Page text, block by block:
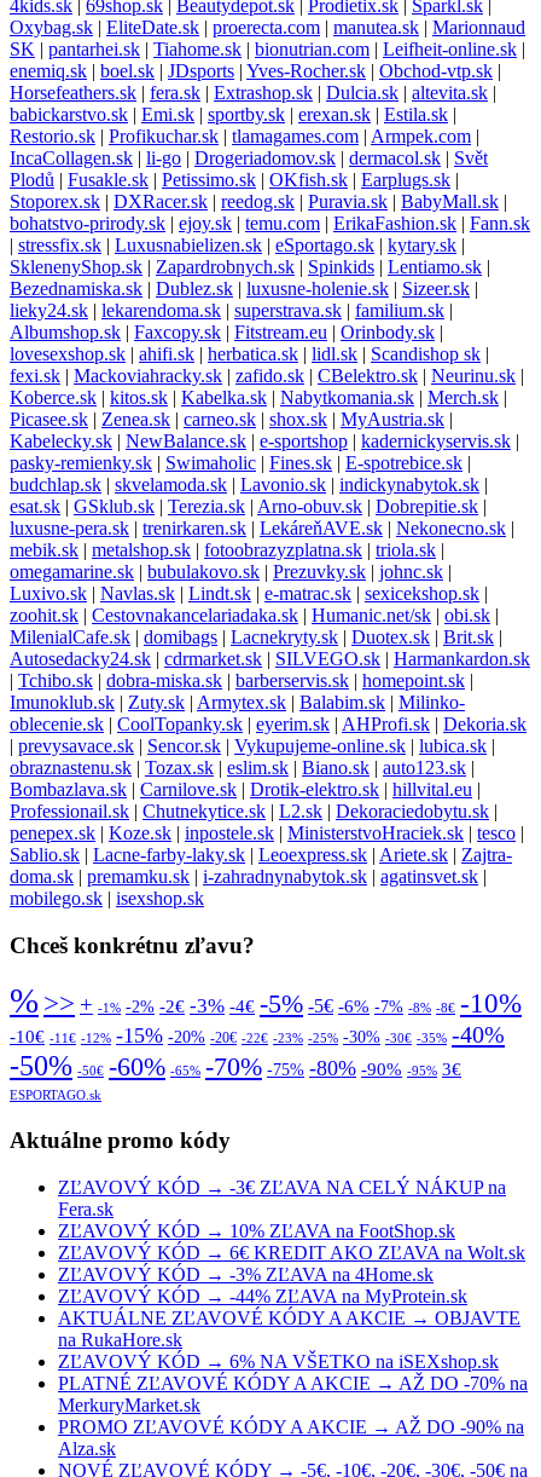
4kids.sk | 69shop.sk | Beautydepot.sk | Prodietix.sk | Sparkl.sk |
Oxybag.sk | EliteDate.sk | proerecta.com | manutea.sk | Marionnaud
SK | pantarhei.sk | Tiahome.sk | bionutrian.com | Leifheit-online.sk |
enemiq.sk | boel.sk | JDsports | Yves-Rocher.sk | Obchod-vtp.sk |
Horsefeathers.sk | fera.sk | Extrashop.sk | Dulcia.sk | altevita.sk |
babickarstvo.sk | Emi.sk | sportby.sk | erexan.sk | Estila.sk |
Restorio.sk | Profikuchar.sk | tlamagames.com | Armpek.com |
IncaCollagen.sk | li-go | Drogeriadomov.sk | dermacol.sk | Svět
Plodů | Fusakle.sk | Petissimo.sk | OKfish.sk | Earplugs.sk |
Stoporex.sk | DXRacer.sk | reedog.sk | Puravia.sk | BabyMall.sk |
bohatstvo-prirody.sk | ejoy.sk | temu.com | ErikaFashion.sk | Fann.sk
| stressfix.sk | Luxusnabielizen.sk | eSportago.sk | kytary.sk |
SklenenyShop.sk | Zapardrobnych.sk | Spinkids | Lentiamo.sk |
Bezednamiska.sk | Dublez.sk | luxusne-holenie.sk | Sizeer.sk |
lieky24.sk | lekarendoma.sk | superstrava.sk | familium.sk |
Albumshop.sk | Faxcopy.sk | Fitstream.eu | Orinbody.sk |
lovesexshop.sk | ahifi.sk | herbatica.sk | lidl.sk | Scandishop sk |
fexi.sk | Mackoviahracky.sk | zafido.sk | CBelektro.sk | Neurinu.sk |
Koberce.sk | kitos.sk | Kabelka.sk | Nabytkomania.sk | Merch.sk |
Picasee.sk | Zenea.sk | carneo.sk | shox.sk | MyAustria.sk |
Kabelecky.sk | NewBalance.sk | e-sportshop | kadernickyservis.sk |
pasky-remienky.sk | Swimaholic | Fines.sk | E-spotrebice.sk |
budchlap.sk | skvelamoda.sk | Lavonio.sk | indickynabytok.sk |
esat.sk | GSklub.sk | Terezia.sk | Arno-obuv.sk | Dobrepitie.sk |
luxusne-pera.sk | trenirkaren.sk | LekáreňAVE.sk | Nekonecno.sk |
mebik.sk | metalshop.sk | fotoobrazyzplatna.sk | triola.sk |
omegamarine.sk | bubulakovo.sk | Prezuvky.sk | johnc.sk |
Luxivo.sk | Navlas.sk | Lindt.sk | e-matrac.sk | sexicekshop.sk |
zoohit.sk | Cestovnakancelariadaka.sk | Humanic.net/sk | obi.sk |
MilenialCafe.sk | domibags | Lacnekryty.sk | Duotex.sk | Brit.sk |
Autosedacky24.sk | cdrmarket.sk | SILVEGO.sk | Harmankardon.sk
| Tchibo.sk | dobra-miska.sk | barberservis.sk | homepoint.sk |
Imunoklub.sk | Zuty.sk | Armytex.sk | Balabim.sk | Milinko-
oblecenie.sk | CoolTopanky.sk | eyerim.sk | AHProfi.sk | Dekoria.sk
| prevysavace.sk | Sencor.sk | Vykupujeme-online.sk | lubica.sk |
obraznastenu.sk | Tozax.sk | eslim.sk | Biano.sk | auto123.sk |
Bombazlava.sk | Carnilove.sk | Drotik-elektro.sk | hillvital.eu |
Professionail.sk | Chutnekytice.sk | L2.sk | Dekoraciedobytu.sk |
penepex.sk | Koze.sk | inpostele.sk | MinisterstvoHraciek.sk | tesco |
Sablio.sk | Lacne-farby-laky.sk | Leoexpress.sk | Ariete.sk | Zajtra-
doma.sk | premamku.sk | i-zahradnynabytok.sk | agatinsvet.sk |
mobilego.sk | isexshop.sk
Chceš konkrétnu zľavu?
%>> + -1% -2% -2€ -3% -4€ -5% -5€ -6% -7% -8% -8€ -10%
-10€ -11€ -12% -15% -20% -20€ -22€ -23% -25% -30% -30€ -35% -40%
-50% -50€ -60% -65% -70% -75% -80% -90% -95% 3€
ESPORTAGO.sk
Aktuálne promo kódy
ZĽAVOVÝ KÓD → -3€ ZĽAVA NA CELÝ NÁKUP na
Fera.sk
ZĽAVOVÝ KÓD → 10% ZĽAVA na FootShop.sk
ZĽAVOVÝ KÓD → 6€ KREDIT AKO ZĽAVA na Wolt.sk
ZĽAVOVÝ KÓD → -3% ZĽAVA na 4Home.sk
ZĽAVOVÝ KÓD → -44% ZĽAVA na MyProtein.sk
AKTUÁLNE ZĽAVOVÉ KÓDY A AKCIE → OBJAVTE
na RukaHore.sk
ZĽAVOVÝ KÓD → 6% NA VŠETKO na iSEXshop.sk
PLATNÉ ZĽAVOVÉ KÓDY A AKCIE → AŽ DO -70% na
MerkuryMarket.sk
PROMO ZĽAVOVÉ KÓDY A AKCIE → AŽ DO -90% na
Alza.sk
NOVÉ ZĽAVOVÉ KÓDY → -5€, -10€, -20€, -30€, -50€ na